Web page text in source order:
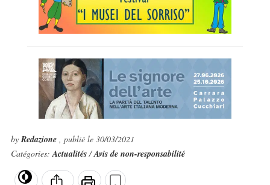
byRedazione , publié le 30/03/2021
Catégories:Actualités/Avis de non-responsabilité